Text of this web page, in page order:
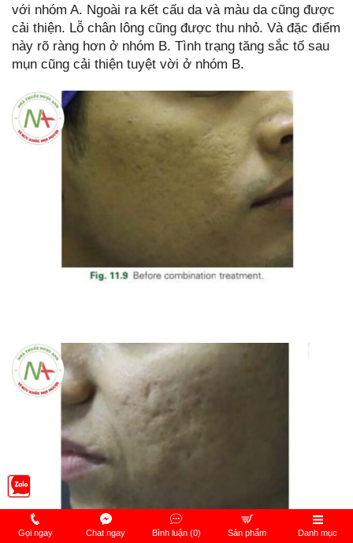
với nhóm A. Ngoài ra kết cấu da và màu da cũng được
cải thiện. Lỗ chân lông cũng được thu nhỏ. Và đặc điểm
này rõ ràng hơn ở nhóm B. Tình trạng tăng sắc tố sau
mụn cũng cải thiện tuyệt vời ở nhóm B.
Gọi ngay Chat ngay Bình luận (0) Sản phẩm Danh mục